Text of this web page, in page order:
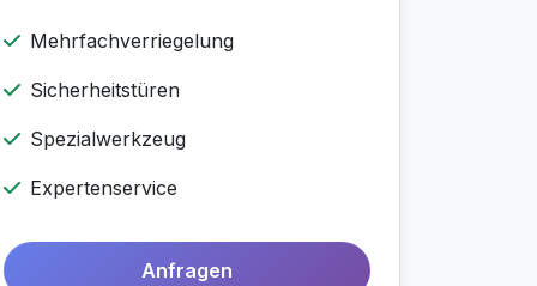
Mehrfachverriegelung
Sicherheitstüren
Spezialwerkzeug
Expertenservice
Anfragen